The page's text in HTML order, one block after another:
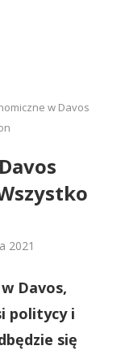
w Davos
2021
Davos,
politycy i
się